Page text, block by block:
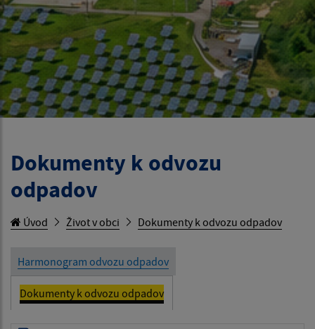
Dokumenty k odvozu
odpadov
Úvod Život v obci Dokumenty k odvozu odpadov
Harmonogram odvozu odpadov
Dokumenty k odvozu odpadov